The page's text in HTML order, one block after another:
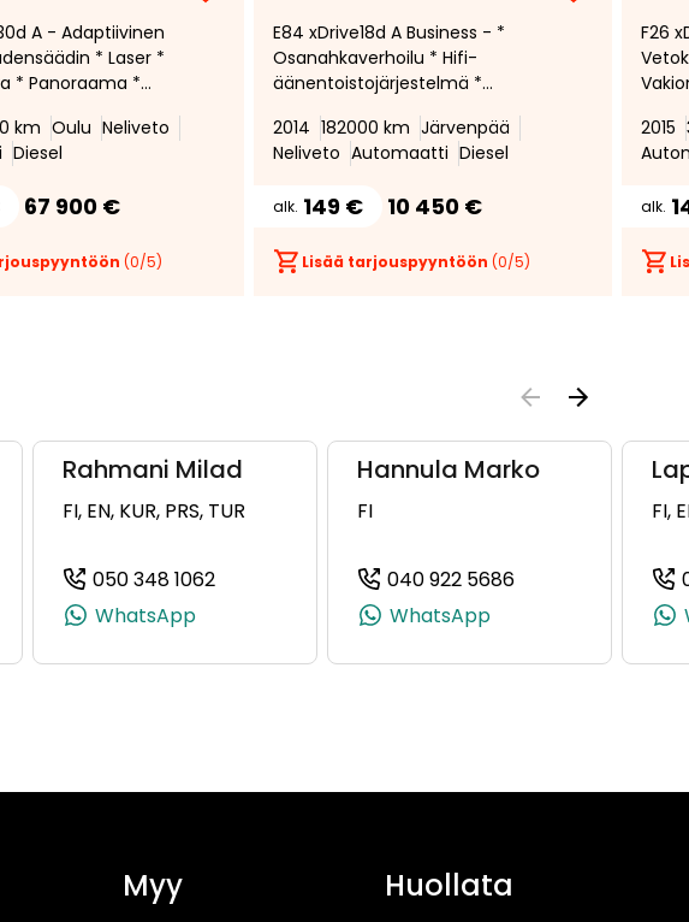
Lisää
suosikiksi
Poista
suosikeista
A - Adaptiivinen
* Laser *
* Panoraama *
*km Oulu Neliveto
Diesel
67 900 €
(0/5)
Lisää
suosikiksi
Poista
E84 xDrive18d A Business - *
Osanahkaverhoilu * Hifi-
äänentoistojärjestelmä *
Pysäköintitutkat taakse * Bi-
Xenon ajovalot * Metalliväri *
2014 182000 km Järvenpää
Neliveto Automaatti Diesel
alk. 149 € 10 450 €
Lisää tarjouspyyntöön (0/5)
F26
2015
alk.
1853) 0503265383, +358 50 326 5383)
Rahmani Milad
FI, EN, KUR, PRS, TUR
050 348 1062
(+358503481062, 0503481062, +358 50 348 1062)
WhatsApp
Hannula Marko
FI
040 922 5686
WhatsApp
FI,
Myy Huollata